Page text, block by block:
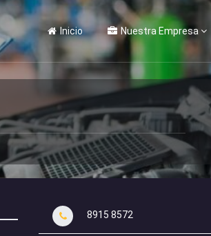
Inicio Nuestra Empresa
8915 8572